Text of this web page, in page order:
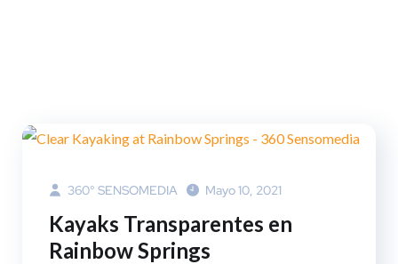
360° SENSOMEDIA Mayo 10, 2021
Kayaks Transparentes en
Rainbow Springs